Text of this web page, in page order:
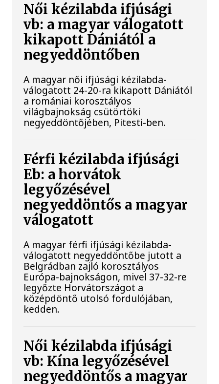
Női kézilabda ifjúsági
vb: a magyar válogatott
kikapott Dániától a
negyeddöntőben
A magyar női ifjúsági kézilabda-
válogatott 24-20-ra kikapott Dániától
a romániai korosztályos
világbajnokság csütörtöki
negyeddöntőjében, Pitesti-ben.
Férfi kézilabda ifjúsági
Eb: a horvátok
legyőzésével
negyeddöntős a magyar
válogatott
A magyar férfi ifjúsági kézilabda-
válogatott negyeddöntőbe jutott a
Belgrádban zajló korosztályos
Európa-bajnokságon, mivel 37-32-re
legyőzte Horvátországot a
középdöntő utolsó fordulójában,
kedden.
Női kézilabda ifjúsági
vb: Kína legyőzésével
negyeddöntős a magyar